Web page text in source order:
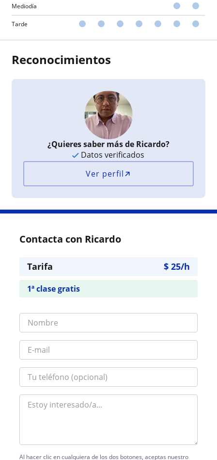
Mediodía
Tarde
Reconocimientos
¿Quieres saber más de Ricardo?
Datos verificados
Ver perfil
Contacta con Ricardo
Tarifa $ 25/h
1ª clase gratis
Al hacer clic en cualquiera de los dos botones, aceptas nuestro